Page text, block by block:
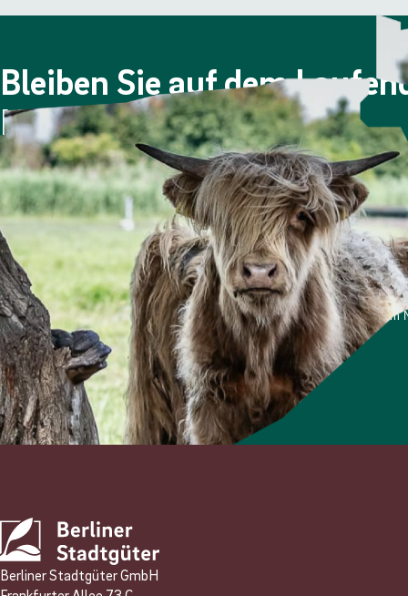
Bleiben Sie auf dem
Newsletter!
Viermal im Jahr berichten wir über die Berliner
Nachdem Sie sich angemeldet haben, erhalten Sie
Bitte prüfen Sie ggf. auch Ihren Spam-Ordner.
*Ich stimme zu, dass meine personenbezogenen Daten genutzt werden, um
und weiß, dass ich dies jederzeit widerrufen kann.
Anmelden
Berliner Stadtgüter GmbH